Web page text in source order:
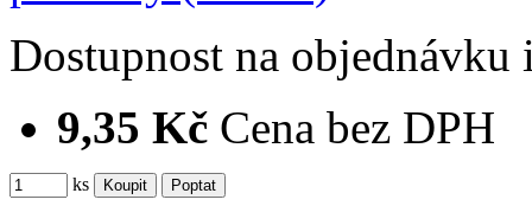
Dostupnost na objednávku
9,35 Kč Cena bez DPH
ks